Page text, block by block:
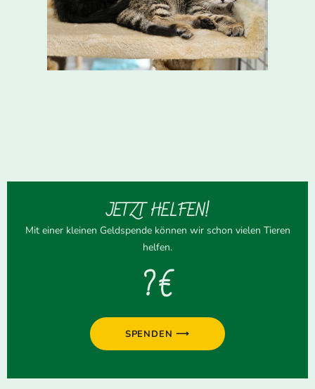
JETZT HELFEN!
Mit einer kleinen Geldspende können wir schon vielen Tieren
helfen.
? €
SPENDEN ⟶